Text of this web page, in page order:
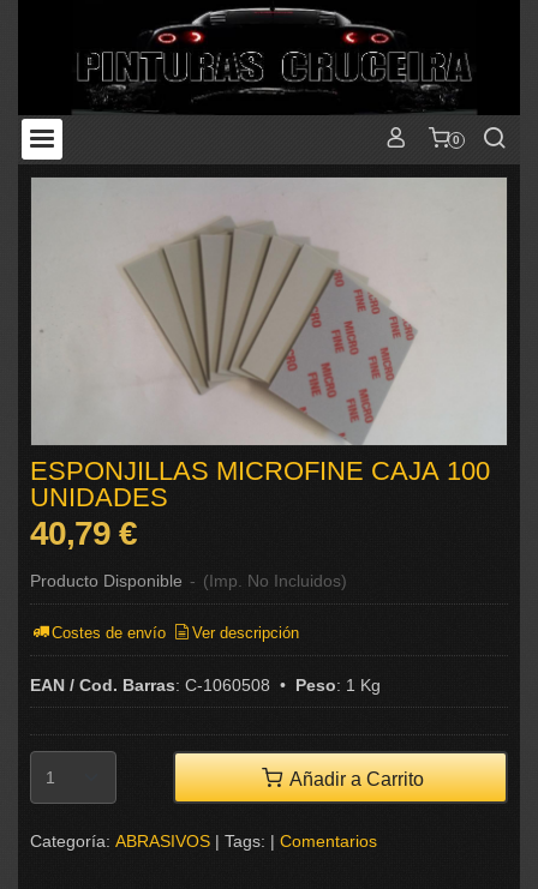
0
ESPONJILLAS MICROFINE CAJA 100
UNIDADES
40,79 €
Producto Disponible - (Imp. No Incluidos)
Costes de envío Ver descripción
EAN / Cod. Barras: C-1060508 • Peso: 1 Kg
Añadir a Carrito
Categoría: ABRASIVOS | Tags: | Comentarios